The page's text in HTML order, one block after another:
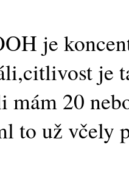
je
je
mám 20
to už včely